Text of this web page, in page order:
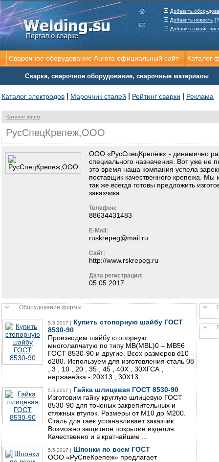
Каталог фирм
РусСпецКрепеж,ООО
ООО «РусСпецКрепёж» - динамично
специального назначения. Вот уже не
это время наша компания успела
поставщик качественного крепежа.
так же всегда готовы предложить
заказчика.
Телефон:
88634431483
E-Mail:
ruskrepeg@mail.ru
Сайт:
http://www.rskrepeg.ru
Дата регистрации:
05.05.2017
Оборудование фирмы:
5.5.2017 | Купить стопорную шайбу ГОСТ
8530-90
Производим шайбу стопорную
многолапчатую по типу МВ(MBL)0 – MB56
ГОСТ 8530-90 и другие. Всех размеров d10 –
d280. Используем для изготовления сталь 08
, 3 , 10 , 20 , 35 , 45 , 40Х , 30ХГСА ,
нержавейка - 20Х13 , 30Х13 ...
5.5.2017 | Гайка шлицевая ГОСТ 8530-90
Изготовим гайку круглую шлицевую ГОСТ
8530-90 для точеных закрепительных и
стяжных втулок. Размеры от М10 до М200.
Сталь для гаек устанавливает заказчик.
Возможно защитное покрытие изделия.
Качественно и в кратчайшие ...
5.5.2017 | Шпонки по всем ГОСТ
ООО «РуСпеКрепеж» предлагает
Сварочное оборудование Aurora официальный сайт Каталог
Сварка, сварочное оборудование, сварочные материалы
Каталог электродов Марочник сталей Рейтинг сварки Реклама
Добавить
Добавить новость
Добавить прайс-